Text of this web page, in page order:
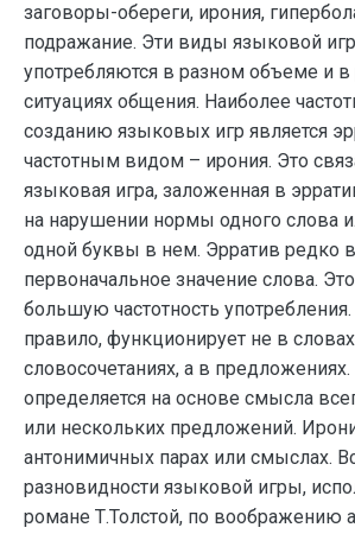
заговоры-обереги, ирония,
подражание. Эти виды языковой
употребляются в разном объеме и
ситуациях общения. Наиболее
созданию языковых игр является
частотным видом – ирония. Это
языковая игра, заложенная в
на нарушении нормы одного слова
одной буквы в нем. Эрратив редко
первоначальное значение слова.
большую частотность
правило, функционирует не в
словосочетаниях, а в предложениях.
определяется на основе смысла
или нескольких предложений.
антонимичных парах или смыслах.
разновидности языковой игры,
романе Т.Толстой, по воображению